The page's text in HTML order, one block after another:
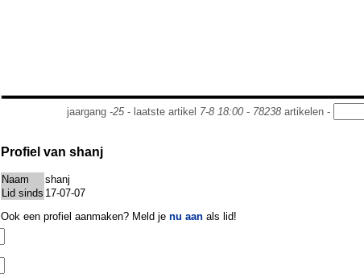
jaargang -25- laatste artikel 7-8 18:00- 78238artikelen -
Profiel van shanj
Naam
shanj
Lid sinds 17-07-07
Ook een profiel aanmaken? Meld je nu aan als lid!